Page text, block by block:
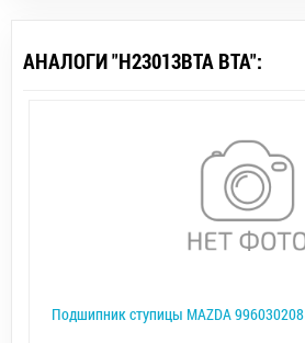
АНАЛОГИ "H23013BTA BTA":
Подшипник ступицы MAZDA 996030208